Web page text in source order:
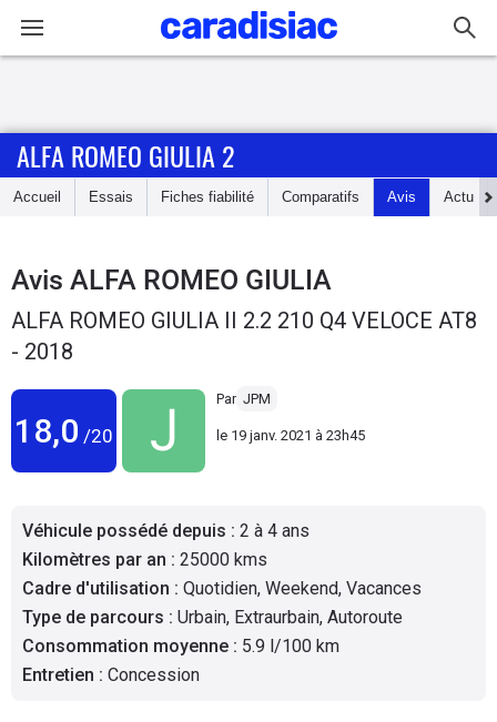
Accueil
Essais
Guide
d'achat
Utilitaires
Flottes
Auto
Services
Forum
ALFA ROMEO GIULIA 2
Accueil Essais Fiches fiabilité Comparatifs Avis Actu
Avis ALFA ROMEO GIULIA
ALFA ROMEO GIULIA II 2.2 210 Q4 VELOCE AT8
- 2018
18,0 /20
Par JPM
le 19 janv. 2021 à 23h45
Véhicule possédé depuis : 2 à 4 ans
Kilomètres par an : 25000 kms
Cadre d'utilisation : Quotidien, Weekend, Vacances
Type de parcours : Urbain, Extraurbain, Autoroute
Consommation moyenne : 5.9 l/100 km
Entretien : Concession